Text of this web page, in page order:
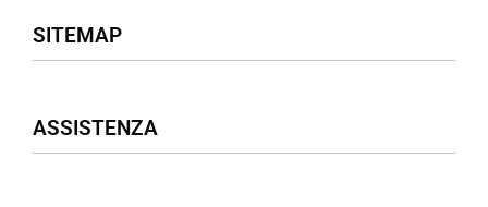
SITEMAP
Donna
ASSISTENZA